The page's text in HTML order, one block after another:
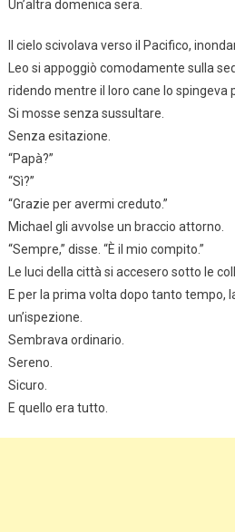
Un’altra domenica sera.
Il cielo scivolava verso il Pacifico,
Leo si appoggiò comodamente sulla
ridendo mentre il loro cane lo spingeva
Si mosse senza sussultare.
Senza esitazione.
“Papà?”
“Sì?”
“Grazie per avermi creduto.”
Michael gli avvolse un braccio attorno.
“Sempre,” disse. “È il mio compito.”
Le luci della città si accesero sotto le
E per la prima volta dopo tanto tempo,
un’ispezione.
Sembrava ordinario.
Sereno.
Sicuro.
E quello era tutto.